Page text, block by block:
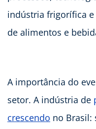
indústria frigorífica
de alimentos e
A importância do
setor. A indústria de
crescendo no Brasil: